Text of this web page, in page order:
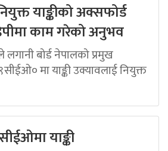
याङ्कीको अक्सफोर्ड
काम गरेको अनुभव
बोर्ड नेपालको प्रमुख
मा याङ्की उक्यावलाई नियुक्त
याङ्की